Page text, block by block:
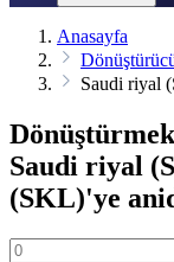
Anasayfa
Saudi riyal
Dönüştürmek
Saudi riyal
(SKL)'ye